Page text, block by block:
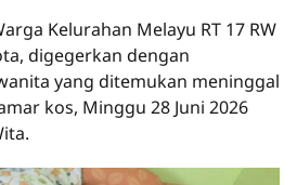
Kelurahan Melayu RT 17 RW
digegerkan dengan
yang ditemukan meninggal
kos, Minggu 28 Juni 2026